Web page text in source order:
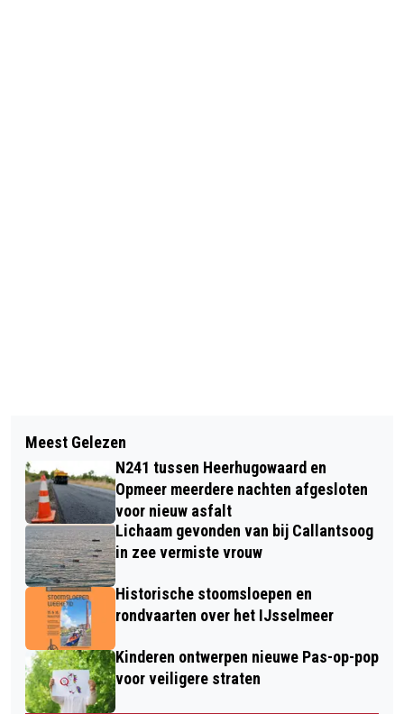
NIEUWE EDITIE SOUL CONNECTION 10
MAART IN PODIUM VICTORIE
AUTOMOBILIST OMGEKOMEN BIJ
ONGEVAL IN UITGEEST
Meest Gelezen
N241 tussen Heerhugowaard en
Opmeer meerdere nachten afgesloten
voor nieuw asfalt
Lichaam gevonden van bij Callantsoog
in zee vermiste vrouw
Historische stoomsloepen en
rondvaarten over het IJsselmeer
Kinderen ontwerpen nieuwe Pas-op-pop
voor veiligere straten